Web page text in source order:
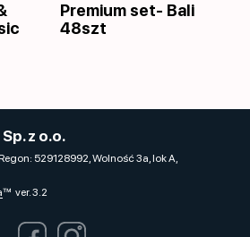
Premium set- Bali
48szt
z o.o.
529128992, Wolność 3a, lok A,
ver. 3.2